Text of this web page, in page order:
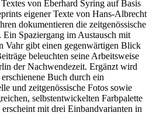
von Eberhard Syring auf Basis
eigener Texte von Hans-Albrecht
dokumentieren die zeitgenössische
Spaziergang im Austausch mit
Vahr gibt einen gegenwärtigen Blick
beleuchten seine Arbeitsweise
der Nachwendezeit. Ergänzt wird
Buch durch ein
und zeitgenössische Fotos sowie
selbstentwickelten Farbpalette
mit drei Einbandvarianten in